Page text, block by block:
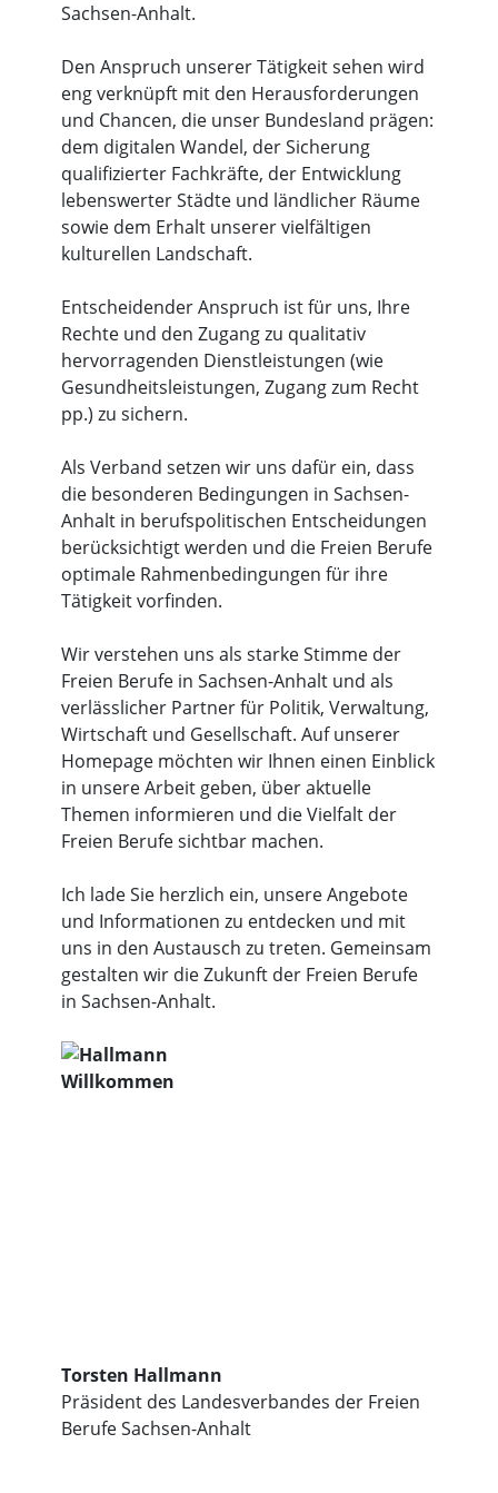
Sachsen-Anhalt.
Den Anspruch unserer Tätigkeit sehen wird
eng verknüpft mit den Herausforderungen
und Chancen, die unser Bundesland prägen:
dem digitalen Wandel, der Sicherung
qualifizierter Fachkräfte, der Entwicklung
lebenswerter Städte und ländlicher Räume
sowie dem Erhalt unserer vielfältigen
kulturellen Landschaft.
Entscheidender Anspruch ist für uns, Ihre
Rechte und den Zugang zu qualitativ
hervorragenden Dienstleistungen (wie
Gesundheitsleistungen, Zugang zum Recht
pp.) zu sichern.
Als Verband setzen wir uns dafür ein, dass
die besonderen Bedingungen in Sachsen-
Anhalt in berufspolitischen Entscheidungen
berücksichtigt werden und die Freien Berufe
optimale Rahmenbedingungen für ihre
Tätigkeit vorfinden.
Wir verstehen uns als starke Stimme der
Freien Berufe in Sachsen-Anhalt und als
verlässlicher Partner für Politik, Verwaltung,
Wirtschaft und Gesellschaft. Auf unserer
Homepage möchten wir Ihnen einen Einblick
in unsere Arbeit geben, über aktuelle
Themen informieren und die Vielfalt der
Freien Berufe sichtbar machen.
Ich lade Sie herzlich ein, unsere Angebote
und Informationen zu entdecken und mit
uns in den Austausch zu treten. Gemeinsam
gestalten wir die Zukunft der Freien Berufe
in Sachsen-Anhalt.
Torsten Hallmann
Präsident des Landesverbandes der Freien
Berufe Sachsen-Anhalt